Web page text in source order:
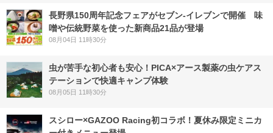
長野県150周年記念フェアがセブン-イレブンで開催 味
噌や伝統野菜を使った新商品21品が登場
08月04日 11時30分
虫が苦手な初心者も安心！PICA×アース製薬の虫ケアス
テーションで快適キャンプ体験
08月05日 11時30分
スシロー×GAZOO Racing初コラボ！夏休み限定ミニカ